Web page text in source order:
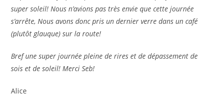
super soleil! Nous n’avions pas très envie que cette journée
s’arrête, Nous avons donc pris un dernier verre dans un café
(plutôt glauque) sur la route!
Bref une super journée pleine de rires et de dépassement de
sois et de soleil! Merci Seb!
Alice